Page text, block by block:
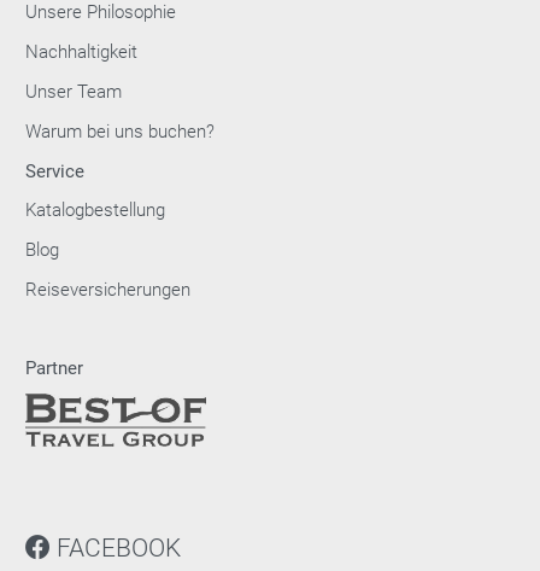
Unsere Philosophie
Nachhaltigkeit
Unser Team
Warum bei uns buchen?
Service
Katalogbestellung
Blog
Reiseversicherungen
Partner
FACEBOOK